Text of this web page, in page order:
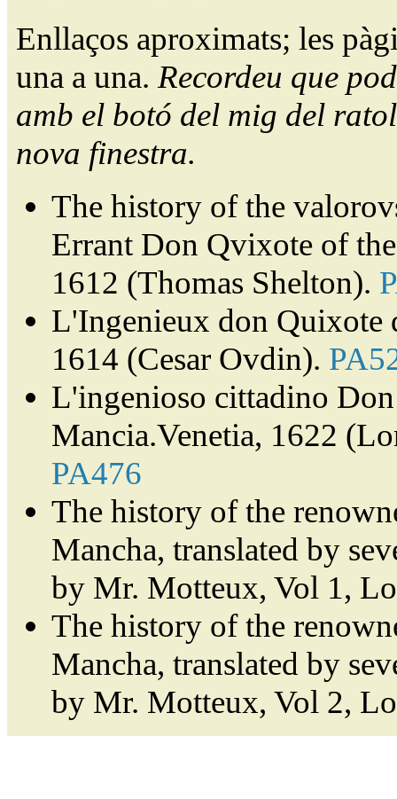
Enllaços aproximats; les
una a una. Recordeu que
amb el botó del mig del
nova finestra.
The history of the
Errant Don Qvixote of
1612 (Thomas Shelton).
L'Ingenieux don Quixote
1614 (Cesar Ovdin).
L'ingenioso cittadino
Mancia.Venetia, 1622
PA476
The history of the
Mancha, translated by
by Mr. Motteux, Vol 1,
The history of the
Mancha, translated by
by Mr. Motteux, Vol 2,